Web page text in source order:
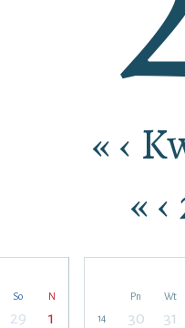
«‹
«‹
So
N
29 1
Pn
Wt
14
30 31